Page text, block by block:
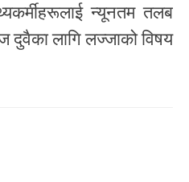
न्यूनतम तलब
दुवैका लागि लज्जाको विषय